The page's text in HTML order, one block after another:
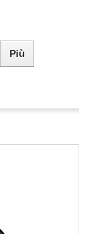
Più